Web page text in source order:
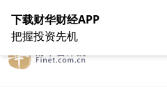
在线客服 关于我们
下载财华财经APP
把握投资先机